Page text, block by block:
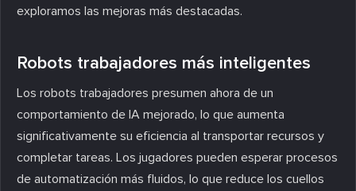
exploramos las mejoras más destacadas.
Robots trabajadores más inteligentes
Los robots trabajadores presumen ahora de un
comportamiento de IA mejorado, lo que aumenta
significativamente su eficiencia al transportar recursos y
completar tareas. Los jugadores pueden esperar procesos
de automatización más fluidos, lo que reduce los cuellos